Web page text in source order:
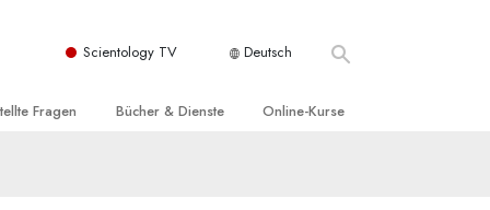
Scientology TV Deutsch
Fragen Bücher & Dienste Online-Kurse